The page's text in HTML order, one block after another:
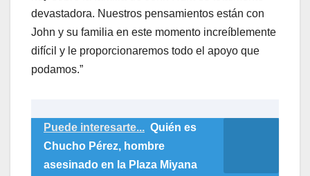
devastadora. Nuestros pensamientos están con
John y su familia en este momento increíblemente
difícil y le proporcionaremos todo el apoyo que
podamos.”
Puede interesarte... Quién es
Chucho Pérez, hombre
asesinado en la Plaza Miyana